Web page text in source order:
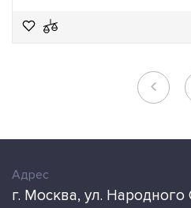
Адрес
г. Москва, ул.